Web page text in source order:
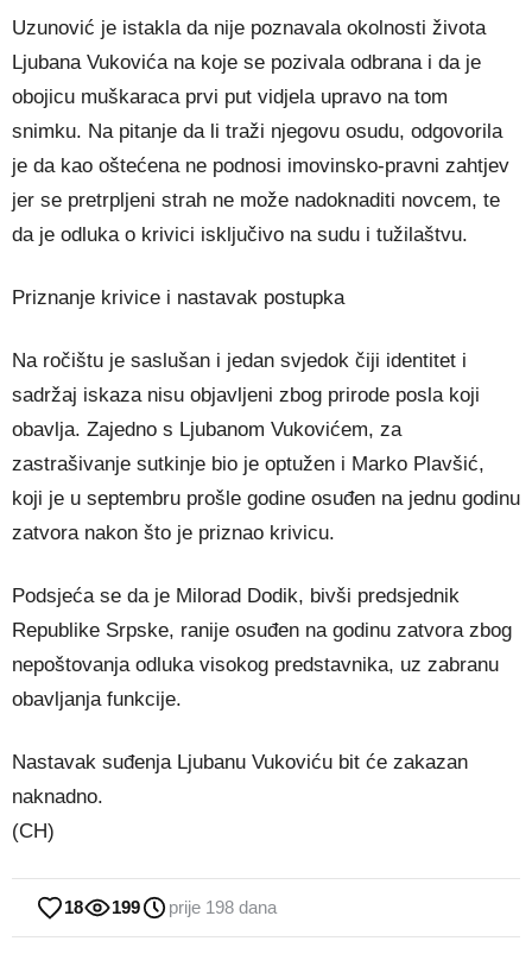
Uzunović je istakla da nije poznavala okolnosti života
Ljubana Vukovića na koje se pozivala odbrana i da je
obojicu muškaraca prvi put vidjela upravo na tom
snimku. Na pitanje da li traži njegovu osudu, odgovorila
je da kao oštećena ne podnosi imovinsko-pravni zahtjev
jer se pretrpljeni strah ne može nadoknaditi novcem, te
da je odluka o krivici isključivo na sudu i tužilaštvu.
Priznanje krivice i nastavak postupka
Na ročištu je saslušan i jedan svjedok čiji identitet i
sadržaj iskaza nisu objavljeni zbog prirode posla koji
obavlja. Zajedno s Ljubanom Vukovićem, za
zastrašivanje sutkinje bio je optužen i Marko Plavšić,
koji je u septembru prošle godine osuđen na jednu godinu
zatvora nakon što je priznao krivicu.
Podsjeća se da je Milorad Dodik, bivši predsjednik
Republike Srpske, ranije osuđen na godinu zatvora zbog
nepoštovanja odluka visokog predstavnika, uz zabranu
obavljanja funkcije.
Nastavak suđenja Ljubanu Vukoviću bit će zakazan
naknadno.
(CH)
18 199 prije 198 dana